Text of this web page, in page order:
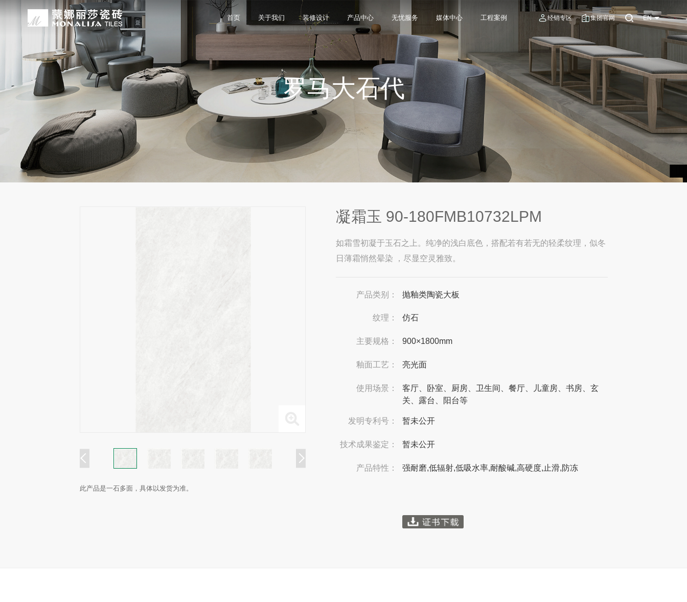
首页 关于我们
品牌介绍
发展历程
资质荣誉
行业地位
关于我们
蒙娜丽莎瓷砖品牌隶属蒙娜丽莎集团有限公司，品牌商标注册于2000年，专注于美化建筑和
生活空间，产品涵盖陶瓷砖和陶瓷薄板、大板、岩板等品类，秉承“每个家 都值得拥有蒙娜丽
莎”的品牌发展理念，将蒙娜丽莎的微笑作为营销服务的核心精神，使顾客在感受艺术化产品
的同时，享受高品质的服务所带来的精神回报，满足人们多样的生活方式需求。
装修设计
家装案例
全景合集
家装指南
装修设计
蒙娜丽莎陶瓷砖、陶瓷大板、岩板多种品类，构建起瓷砖产品全屋定制应用体系，通过上万
套家装案例的应用展示，为大家提供参考和选择。
产品中心
无极·石界 产品中心
蒙娜丽莎「無極·石界」系列遵循“无界与本真”的设计主旨，甄选全球珍稀的天然原石作为设
计蓝本，融合当代的材料应用美学，以多纹理设计、多质感工艺、多规格的动态组合打破常
规、重构空间法则，实现情绪空间的无限表达，为人们提供源源不断的美学灵感，创造无界
无极的生活空间。
无忧服务
授权门店
门店服务
网络商城
铺贴指导
瓷砖百科
无忧服务
蒙娜丽莎在全国拥有超过4000家专卖店和营销网点，打通了线上线下的营销服务渠道，为消
费者带来更多的消费与体验场景。与此同时，蒙娜丽莎对服务体系进行全新升级，推出“微笑
服务”体系以及“密缝铺贴”系统，全面打通陶瓷大板岩板销售的“最后一公里”，解决消费者家装
烦恼，实现无忧省心焕新家。
媒体中心
品牌动态
产品解码
集团新闻
媒体中心
蒙娜丽莎的微笑作为营销服务的核心精神，使顾客在感受艺术化产品的同时，享受高品质的
服务所带来的精神回报，满足人们多样的生活方式需求。
工程案例
公装案例
战略合作
工程案例
以完善的房地产战略合作管理体系，为超百家房地产企业和千万业主提供优质的产品与服
务，为陶瓷行业和房地产企业的战略合作业务树立典范。
经销专区 集团官网 EN
罗马大石代
此产品是一石多面，具体以发货为准。
凝霜玉 90-180FMB10732LPM
如霜雪初凝于玉石之上。纯净的浅白底色，搭配若有若无的轻柔纹理，似冬
日薄霜悄然晕染 ，尽显空灵雅致。
产品类别： 抛釉类陶瓷大板
纹理： 仿石
主要规格： 900×1800mm
釉面工艺： 亮光面
使用场景：
客厅、卧室、厨房、卫生间、餐厅、儿童房、书房、玄
关、露台、阳台等
发明专利号： 暂未公开
技术成果鉴定： 暂未公开
产品特性： 强耐磨,低辐射,低吸水率,耐酸碱,高硬度,止滑,防冻